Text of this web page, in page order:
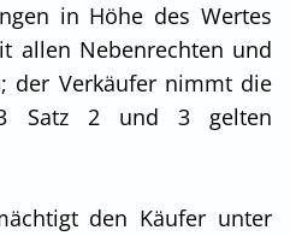
in Höhe des Wertes
allen Nebenrechten und
der Verkäufer nimmt die
Satz 2 und 3 gelten
den Käufer unter